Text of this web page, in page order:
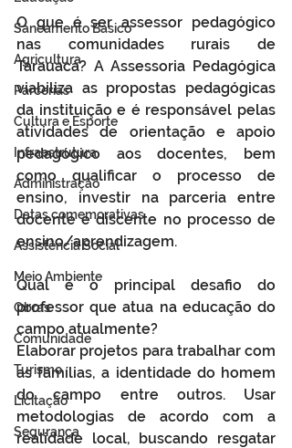
Saneamento Básico
Agricultura
Parcerias
Cultura e Esporte
Infraestrutura
Administração
Datas comemorativas
Assistência Social
Meio Ambiente
Obras
Comunidade
Turismo
Licitação
Segurança
O que é ser assessor pedagógico
nas comunidades rurais de
Tarauacá? A Assessoria Pedagógica
viabiliza as propostas pedagógicas
da instituição e é responsável pelas
atividades de orientação e apoio
pedagógico aos docentes, bem
como qualificar o processo de
ensino, investir na parceria entre
docente e discente no processo de
ensino/aprendizagem.
Qual é o principal desafio do
professor que atua na educação do
campo atualmente?
Elaborar projetos para trabalhar com
as famílias, a identidade do homem
do campo entre outros. Usar
metodologias de acordo com a
realidade local, buscando resgatar